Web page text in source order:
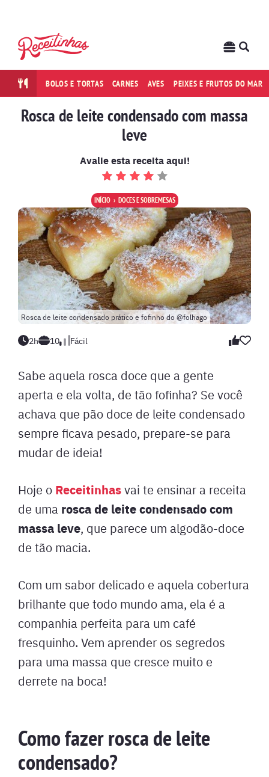
BOLOS E TORTAS CARNES AVES PEIXES E FRUTOS DO MAR
Rosca de leite condensado com massa
leve
Avalie esta receita aqui!
INÍCIO DOCES E SOBREMESAS
Rosca de leite condensado prático e fofinho do @folhago
2h 10 Fácil
Sabe aquela rosca doce que a gente
aperta e ela volta, de tão fofinha? Se você
achava que pão doce de leite condensado
sempre ficava pesado, prepare-se para
mudar de ideia!
Hoje o Receitinhasvai te ensinar a receita
de uma rosca de leite condensado com
massa leve, que parece um algodão-doce
de tão macia.
Com um sabor delicado e aquela cobertura
brilhante que todo mundo ama, ela é a
companhia perfeita para um café
fresquinho. Vem aprender os segredos
para uma massa que cresce muito e
derrete na boca!
Como fazer rosca de leite
condensado?